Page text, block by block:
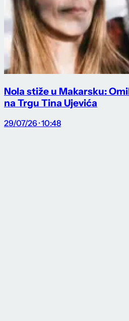
Nola stiže u Makarsku:
na Trgu Tina Ujevića
29/07/26 · 10:48